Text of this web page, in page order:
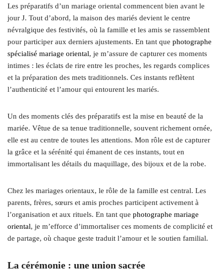
Les préparatifs d’un mariage oriental commencent bien avant le
jour J. Tout d’abord, la maison des mariés devient le centre
névralgique des festivités, où la famille et les amis se rassemblent
pour participer aux derniers ajustements. En tant que photographe
spécialisé mariage oriental, je m’assure de capturer ces moments
intimes : les éclats de rire entre les proches, les regards complices
et la préparation des mets traditionnels. Ces instants reflètent
l’authenticité et l’amour qui entourent les mariés.
Un des moments clés des préparatifs est la mise en beauté de la
mariée. Vêtue de sa tenue traditionnelle, souvent richement ornée,
elle est au centre de toutes les attentions. Mon rôle est de capturer
la grâce et la sérénité qui émanent de ces instants, tout en
immortalisant les détails du maquillage, des bijoux et de la robe.
Chez les mariages orientaux, le rôle de la famille est central. Les
parents, frères, sœurs et amis proches participent activement à
l’organisation et aux rituels. En tant que photographe mariage
oriental, je m’efforce d’immortaliser ces moments de complicité et
de partage, où chaque geste traduit l’amour et le soutien familial.
La cérémonie : une union sacrée